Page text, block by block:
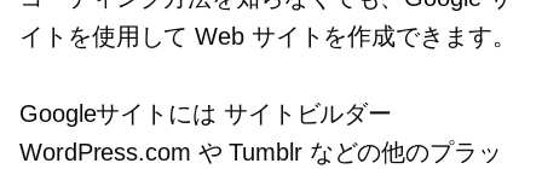
イトを使用して Web サイトを作成できます。
Googleサイトには サイトビルダー
WordPress.com や Tumblr などの他のプラッ